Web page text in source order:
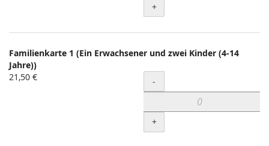
+
Familienkarte 1 (Ein Erwachsener und zwei Kinder (4-14
Jahre))
21,50 €
Menge
-
+